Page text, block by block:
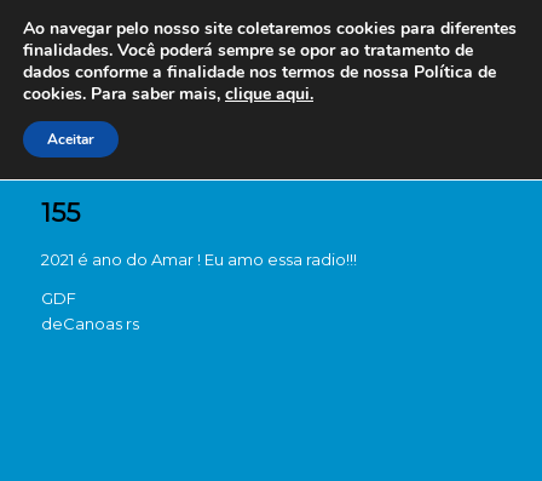
155
2021 é ano do Amar ! Eu amo essa radio!!!
GDF
deCanoas rs
Ao navegar pelo nosso site coletaremos cookies para diferentes
finalidades. Você poderá sempre se opor ao tratamento de
dados conforme a finalidade nos termos de nossa Política de
cookies. Para saber mais, clique aqui.
Aceitar